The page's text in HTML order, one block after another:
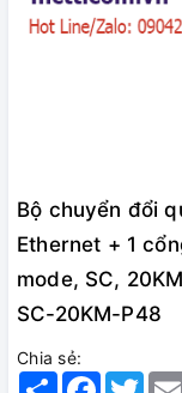
Bộ chuyển đổi
Ethernet + 1
mode, SC,
SC-20KM-P48
Chia sẻ:
Share Facebook